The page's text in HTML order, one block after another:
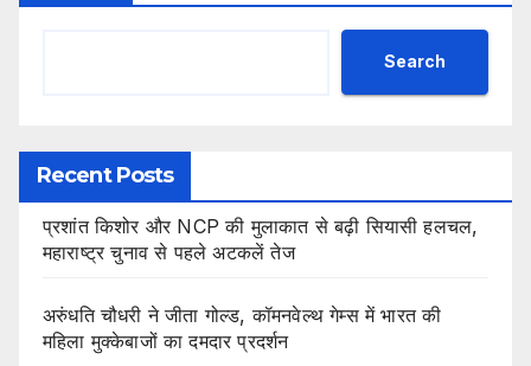
Search
Recent Posts
प्रशांत किशोर और NCP की मुलाकात से बढ़ी सियासी हलचल,
महाराष्ट्र चुनाव से पहले अटकलें तेज
अरुंधति चौधरी ने जीता गोल्ड, कॉमनवेल्थ गेम्स में भारत की
महिला मुक्केबाजों का दमदार प्रदर्शन